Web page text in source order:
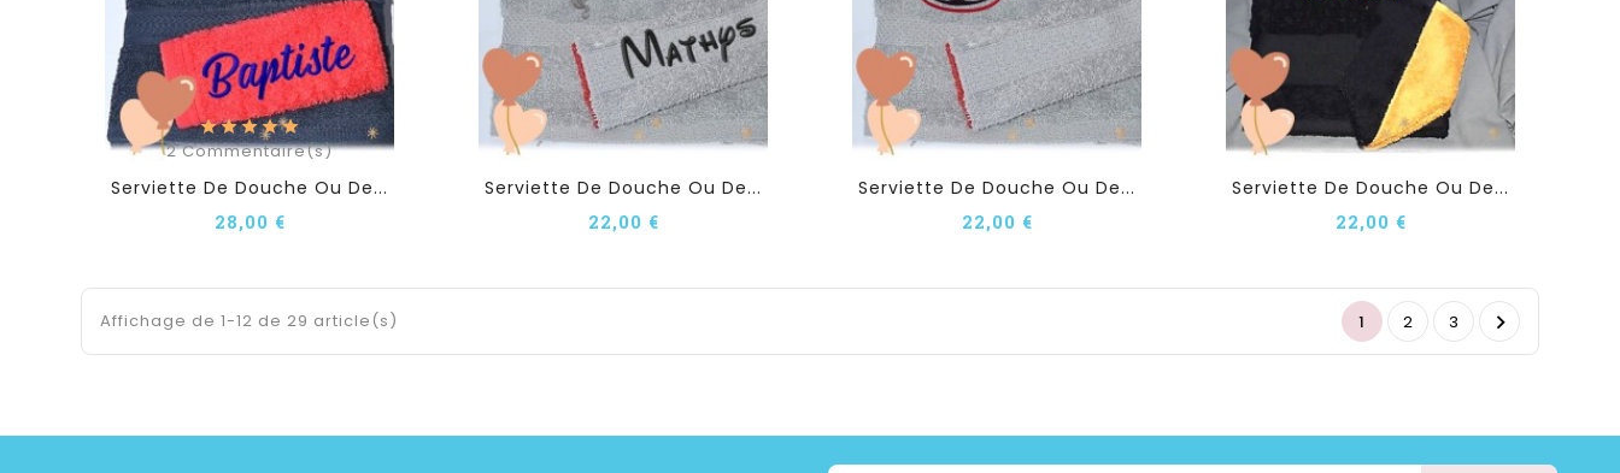
2Commentaire(s)
Serviette De Douche Ou De...
28,00 €
Serviette De Douche Ou De...
22,00 €
Serviette De Douche Ou De...
22,00 €
Serviette De Douche Ou De...
22,00 €
Affichage de 1-12 de 29 article(s) 1 2 3 